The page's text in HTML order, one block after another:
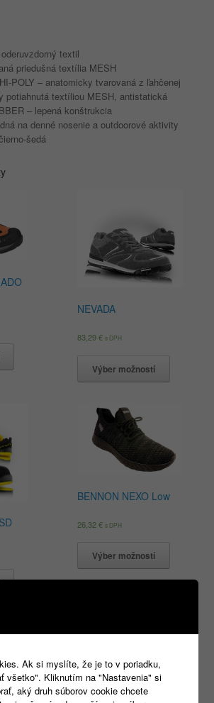
textil
priedušná textília MESH
HI-POLY – anatomicky tvarovaná z ľahčenej
potiahnutá textíliou MESH, antistatická
– lepená konštrukcia
na denné nosenie a outdoorové aktivity
šedá
NEVADA
83,29€ s DPH
Výber možností
BENNON NEXO Low
26,32€ s DPH
Výber možností
Ak si myslíte, že je to v poriadku,
všetko". Kliknutím na "Nastavenia" si
aký druh súborov cookie chcete